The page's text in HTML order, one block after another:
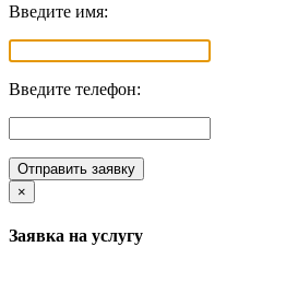
Введите имя:
Введите телефон:
Отправить заявку
×
Заявка на услугу